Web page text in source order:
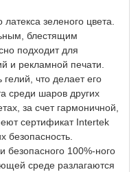
зеленого цвета.
блестящим
подходит для
и рекламной печати.
что делает его
среди шаров других
за счет гармоничной,
сертификат Intertek
безопасность.
безопасного 100%-ного
среде разлагаются